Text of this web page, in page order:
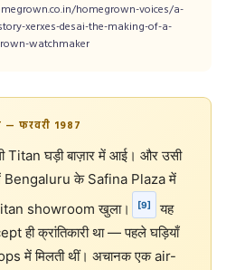
homegrown-voices/a-
xerxes-desai-the-making-of-a-
watchmaker
— फरवरी 1987
Titan घड़ी बाज़ार में आई। और उसी
Bengaluru के Safina Plaza में
showroom खुला।
[9]
यह
ही क्रांतिकारी था — पहले घड़ियाँ
में मिलती थीं। अचानक एक air-